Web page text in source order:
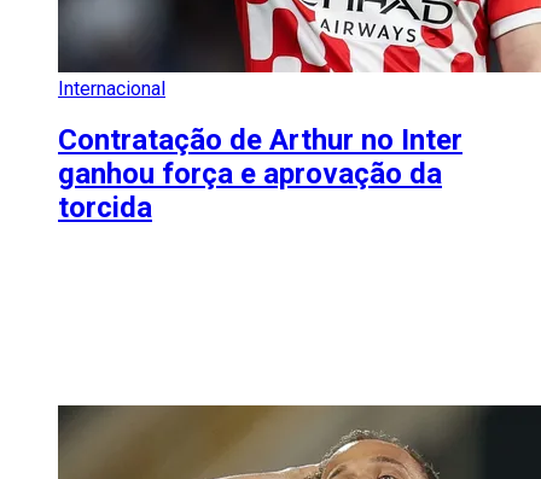
Internacional
Contratação de Arthur no Inter
ganhou força e aprovação da
torcida